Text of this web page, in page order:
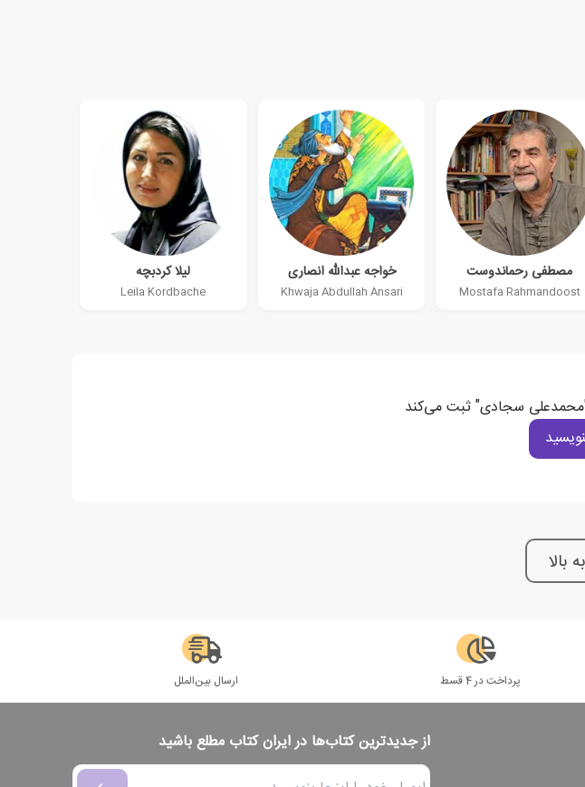
مصطفی رحماندوست
Mostafa Rahmandoost
خواجه عبدالله انصاری
Khwaja Abdullah Ansari
لیلا کردبچه
Leila Kordbache
"محمدعلی سجادی" ثبت می‌کند
بالا
پرداخت در 4 قسط ارسال بین‌الملل
از جدیدترین کتاب‌ها در ایران کتاب مطلع باشید